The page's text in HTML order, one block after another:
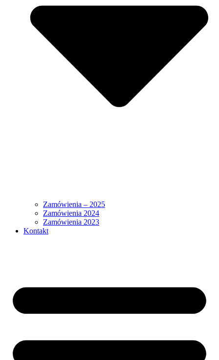
Zamówienia – 2025
Zamówienia 2024
Zamówienia 2023
Kontakt